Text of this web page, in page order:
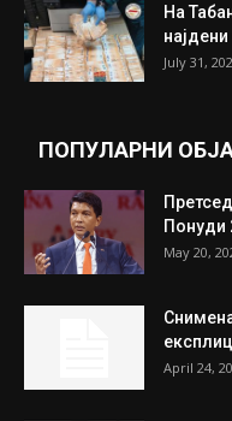
На
July 31,
ПОПУЛАРНИ
Понуди
May 20,
April 24,